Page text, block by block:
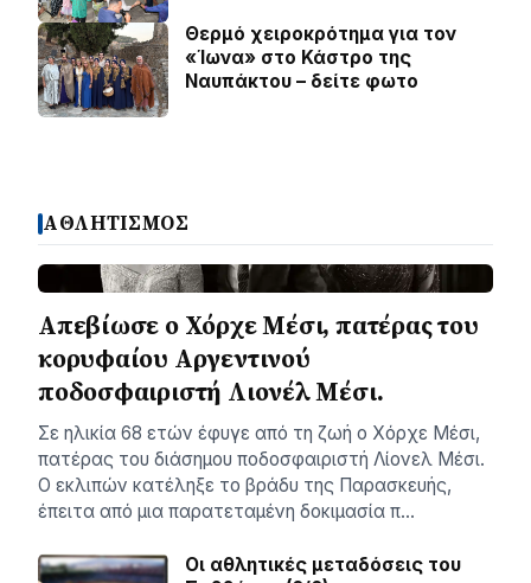
Θερμό χειροκρότημα για τον
«Ίωνα» στο Κάστρο της
Ναυπάκτου – δείτε φωτο
ΑΘΛΗΤΙΣΜΟΣ
Απεβίωσε ο Χόρχε Μέσι, πατέρας του
κορυφαίου Αργεντινού
ποδοσφαιριστή Λιονέλ Μέσι.
Σε ηλικία 68 ετών έφυγε από τη ζωή ο Χόρχε Μέσι,
πατέρας του διάσημου ποδοσφαιριστή Λίονελ Μέσι.
Ο εκλιπών κατέληξε το βράδυ της Παρασκευής,
έπειτα από μια παρατεταμένη δοκιμασία π…
Οι αθλητικές μεταδόσεις του